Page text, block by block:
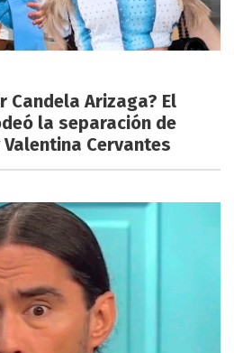
Candela Arizaga? El
la separación de
Valentina Cervantes